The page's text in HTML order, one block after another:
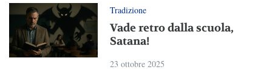
Tradizione
Vade retro dalla scuola,
Satana!
23 ottobre 2025